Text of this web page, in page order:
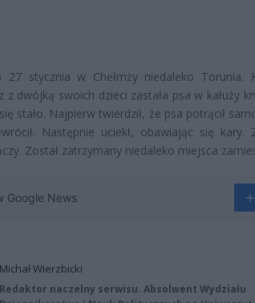
27 stycznia w Chełmży niedaleko Torunia.
z dwójką swoich dzieci zastała psa w kałuży
stało. Najpierw twierdził, że psa potrącił
Następnie uciekł, obawiając się kary.
Został zatrzymany niedaleko miejsca
Google News
Michał Wierzbicki
Redaktor naczelny serwisu. Absolwent Wydziału